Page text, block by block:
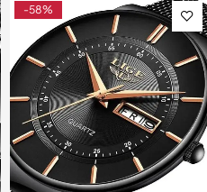
-58%